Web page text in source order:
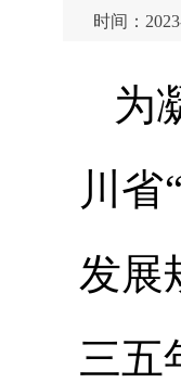
时间：
为
川省
发展
三五